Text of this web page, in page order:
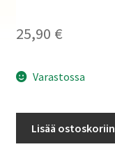
25,90 €
Varastossa
Lisää ostoskoriin